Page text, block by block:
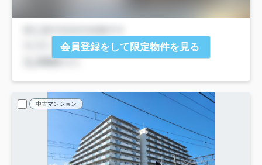
会員登録をして限定物件を見る
中古マンション